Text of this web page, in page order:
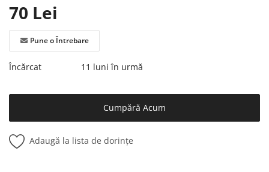
70 Lei
Pune o Întrebare
Încărcat 11 luni în urmă
Cumpără Acum
Adaugă la lista de dorințe